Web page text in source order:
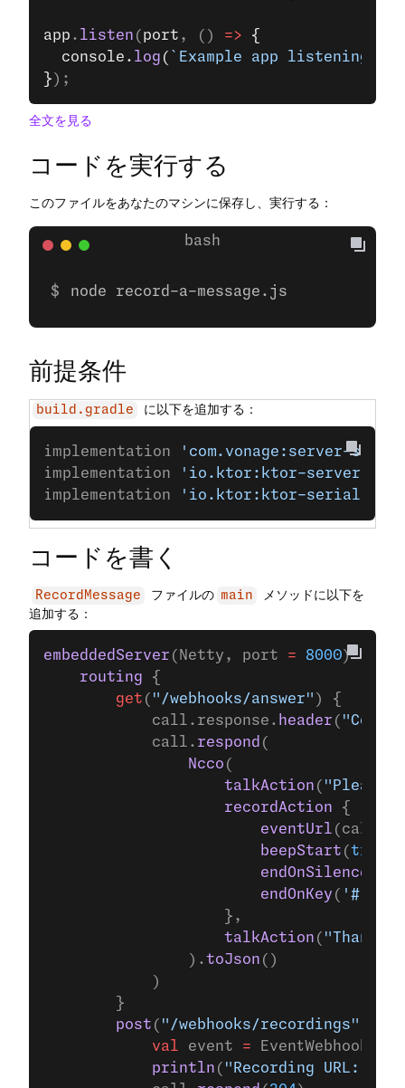
app . listen ( port , () => {
  console.
log ( `Example app listening
} );
全文を見る
コードを実行する
このファイルをあなたのマシンに保存し、実行する：
node record-a-message.js
前提条件
build.gradle に以下を追加する：
implementation
'com.vonage:server-
implementation
'io.ktor:ktor-server-
implementation
'io.ktor:ktor-
コードを書く
RecordMessage ファイルの main
メソッドに以下を
追加する：
embeddedServer (Netty, port = 8000) {
    routing
{
        get
( "/webhooks/answer" ) {
            call.response.
header (
            call.
respond (
                Ncco
(
                    talkAction
( "Please
                    recordAction
{
                        eventUrl
                        beepStart
(true
                        endOnSilence
                        endOnKey
( '#'
                    },
                    talkAction
( "Thank
                ).
toJson ()
            )
        }
        post
( "/webhooks/recordings"
            val
event = EventWebhook.
            println
( "Recording URL: